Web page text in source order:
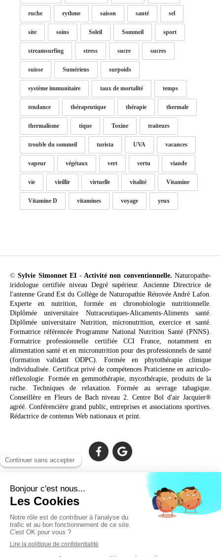
ruche rythme saison santé sel
site soins Soleil Sommeil sport
streamsurfing stress sucre sucres
suisse Sumériens surpoids
système immunitaire taux de mortalité temps
tendance thérapeutique thérapie thermale
thermalisme tique Toxine traiteurs
trouble du sommeil turista UVA vacances
vapeur végétaux vert vertu viande
vie vieillir virtuelle vitalité Vitamine
Vitamine D vitamines voyage yeux
©Sylvie Simonnet EI - Activité non conventionnelle. Naturopathe-
iridologue certifiée niveau Degré supérieur. Ancienne Directrice de
l'antenne Grand Est du Collège de Naturopathie Rénovée André Lafon.
Experte en nutrition, formée en chronobiologie nutritionnelle.
Diplômée universitaire Nutraceutiques-Alicaments-Aliments santé.
Diplômée universitaire Nutrition, micronutrition, exercice et santé.
Formatrice référencée Programme National Nutrition Santé (PNNS).
Formatrice professionnelle certifiée CCI France, notamment en
alimentation santé et en micronutrition pour des professionnels de santé
(formation validant ODPC). Formée en phytothérapie clinique
individualisée. Certificat privé de compétences Praticienne en auriculo-
réflexologie. Formée en gemmothérapie, mycothérapie, produits de la
ruche. Techniques de relaxation. Formée au sevrage tabagique.
Conseillère en Fleurs de Bach niveau 2. Centre Bol d'air Jacquier®
agréé. Conférencière grand public, entreprises et associations sportives.
Rédactrice de contenus Web nationaux et print.
Cabinet facilement accessible depuis :
Lechiagat, Treffiagat, Lesconil, Loctudy, Plobannalec, Fouesnant,
Plomeur, Pont L'Abbé, Quimper, Bénodet, Concarneau,
Douarnenez, Crozon, Rosporden, Pont-Aven, Brest, Landerneau